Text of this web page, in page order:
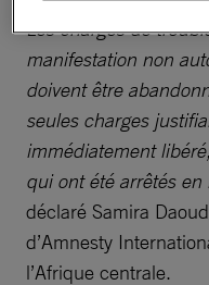
Les charges de
manifestation non
doivent être
seules charges
immédiatement
qui ont été arrêtés
déclaré Samira
d’Amnesty
l’Afrique centrale.